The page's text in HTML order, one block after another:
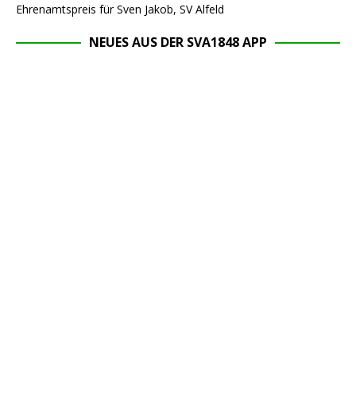
Ehrenamtspreis für Sven Jakob, SV Alfeld
NEUES AUS DER SVA1848 APP